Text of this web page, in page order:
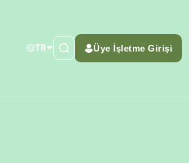
TR Üye İşletme Girişi